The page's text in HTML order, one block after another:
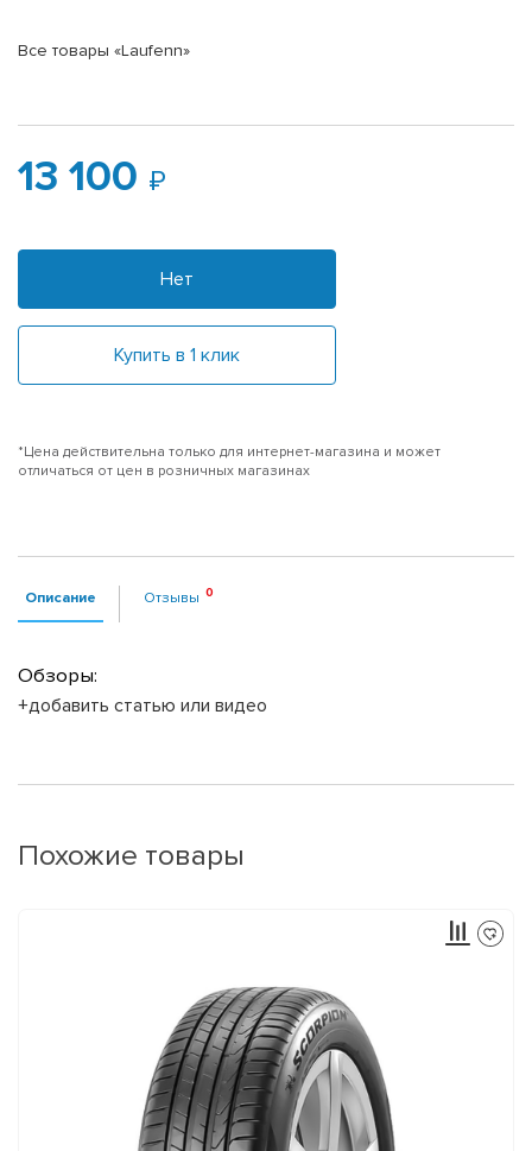
Все товары «Laufenn»
13 100
Нет
Купить в 1 клик
*Цена действительна только для интернет-магазина и может
отличаться от цен в розничных магазинах
Описание Отзывы
Обзоры:
+добавить статью или видео
Похожие товары